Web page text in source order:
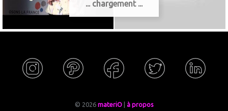
... chargement ...
© 2026 materiO| à propos